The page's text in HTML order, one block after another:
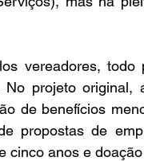
vereadores, todo
No projeto
de benefícios
propostas de
cinco anos e